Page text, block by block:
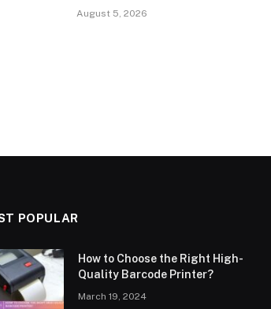
August 5, 2026
POPULAR
How to Choose the Right High-
Quality Barcode Printer?
March 19, 2024